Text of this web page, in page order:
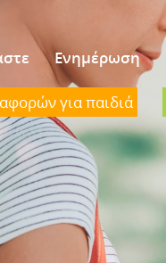
Ενημέρωση
για παιδιά